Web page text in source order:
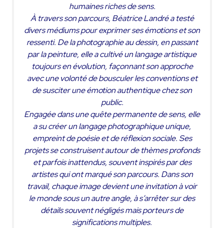
humaines riches de sens.
À travers son parcours, Béatrice Landré a testé
divers médiums pour exprimer ses émotions et son
ressenti. De la photographie au dessin, en passant
par la peinture, elle a cultivé un langage artistique
toujours en évolution, façonnant son approche
avec une volonté de bousculer les conventions et
de susciter une émotion authentique chez son
public.
Engagée dans une quête permanente de sens, elle
a su créer un langage photographique unique,
empreint de poésie et de réflexion sociale. Ses
projets se construisent autour de thèmes profonds
et parfois inattendus, souvent inspirés par des
artistes qui ont marqué son parcours. Dans son
travail, chaque image devient une invitation à voir
le monde sous un autre angle, à s’arrêter sur des
détails souvent négligés mais porteurs de
significations multiples.